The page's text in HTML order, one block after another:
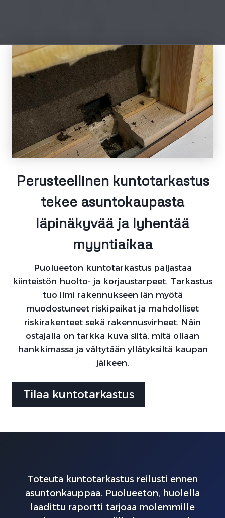
Perusteellinen kuntotarkastus
tekee asuntokaupasta
läpinäkyvää ja lyhentää
myyntiaikaa
Puolueeton kuntotarkastus paljastaa
kiinteistön huolto- ja korjaustarpeet. Tarkastus
tuo ilmi rakennukseen iän myötä
muodostuneet riskipaikat ja mahdolliset
riskirakenteet sekä rakennusvirheet. Näin
ostajalla on tarkka kuva siitä, mitä ollaan
hankkimassa ja vältytään yllätyksiltä kaupan
jälkeen.
Tilaa kuntotarkastus
Toteuta kuntotarkastus reilusti ennen
asuntonkauppaa. Puolueeton, huolella
laadittu raportti tarjoaa molemmille